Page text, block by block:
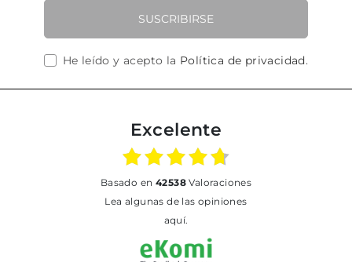
SUSCRIBIRSE
He leído y acepto la Política de privacidad.
Excelente
basado en 42538Valoraciones
Lea algunas de las opiniones
aquí.